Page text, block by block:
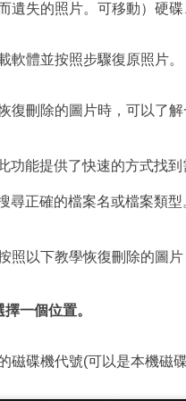
遺失的照片。可移動）硬
軟體並按照步驟復原照片。
復刪除的圖片時，可以了解
功能提供了快速的方式找
尋正確的檔案名或檔案類
照以下教學恢復刪除的圖片
一個位置。
磁碟機代號(可以是本機磁